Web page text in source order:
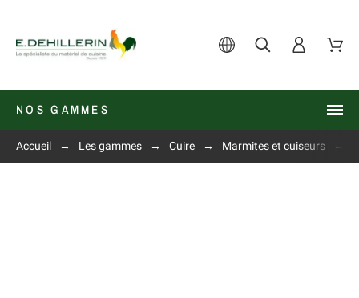
NOS GAMMES
Accueil Les gammes Cuire Marmites et cuiseurs